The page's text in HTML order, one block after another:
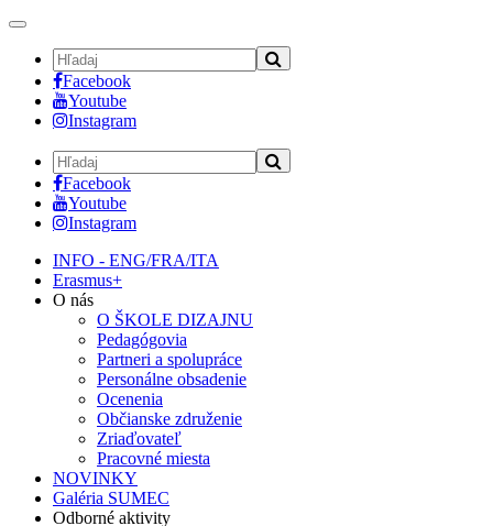
Toggle
navigation
Facebook
Youtube
Instagram
Facebook
Youtube
Instagram
INFO - ENG/FRA/ITA
Erasmus+
O nás
O ŠKOLE DIZAJNU
Pedagógovia
Partneri a spolupráce
Personálne obsadenie
Ocenenia
Občianske združenie
Zriaďovateľ
Pracovné miesta
NOVINKY
Galéria SUMEC
Odborné aktivity